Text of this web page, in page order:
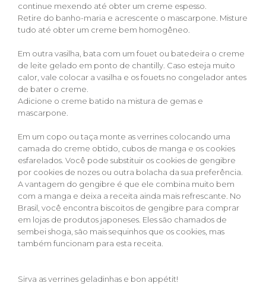
continue mexendo até obter um creme espesso.
Retire do banho-maria e acrescente o mascarpone. Misture
tudo até obter um creme bem homogêneo.
Em outra vasilha, bata com um fouet ou batedeira o creme
de leite gelado em ponto de chantilly. Caso esteja muito
calor, vale colocar a vasilha e os fouets no congelador antes
de bater o creme.
Adicione o creme batido na mistura de gemas e
mascarpone.
Em um copo ou taça monte as verrines colocando uma
camada do creme obtido, cubos de manga e os cookies
esfarelados. Você pode substituir os cookies de gengibre
por cookies de nozes ou outra bolacha da sua preferência.
A vantagem do gengibre é que ele combina muito bem
com a manga e deixa a receita ainda mais refrescante. No
Brasil, você encontra biscoitos de gengibre para comprar
em lojas de produtos japoneses. Eles são chamados de
sembei shoga, são mais sequinhos que os cookies, mas
também funcionam para esta receita.
Sirva as verrines geladinhas e bon appétit!